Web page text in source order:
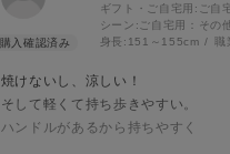
ギフト・ご自宅用: ご自
シーン: ご自宅用：その
身長: 151～155cm
焼けないし、涼しい！
そして軽くて持ち歩きやすい。
ハンドルがあるから持ちやすく